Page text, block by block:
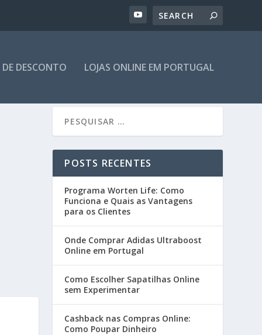
DESCONTO LOJAS ONLINE EM PORTUGAL
POSTS RECENTES
Programa Worten Life: Como
Funciona e Quais as Vantagens
para os Clientes
Onde Comprar Adidas Ultraboost
Online em Portugal
Como Escolher Sapatilhas Online
sem Experimentar
Cashback nas Compras Online:
Como Poupar Dinheiro